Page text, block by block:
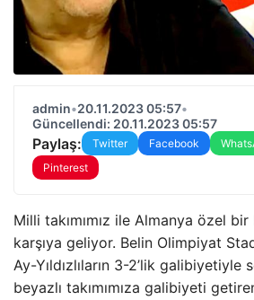
admin•20.11.2023 05:57•
Güncellendi: 20.11.2023 05:57
Paylaş: Twitter Facebook
Pinterest
Milli takımımız ile Almanya özel bir
karşıya geliyor. Belin Olimpiyat
Ay-Yıldızlıların 3-2’lik galibiyetiyle
beyazlı takımımıza galibiyeti